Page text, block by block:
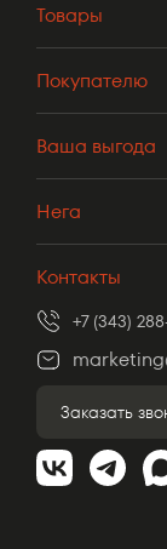
Товары
Покупателю
Ваша выгода
Нега
Контакты
+7 (343)
Заказать